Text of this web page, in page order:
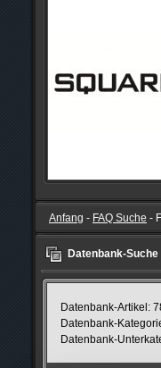
Anfang - FAQ Suche -
Datenbank-Suche
Datenbank-Artikel:
Datenbank-
Datenbank-